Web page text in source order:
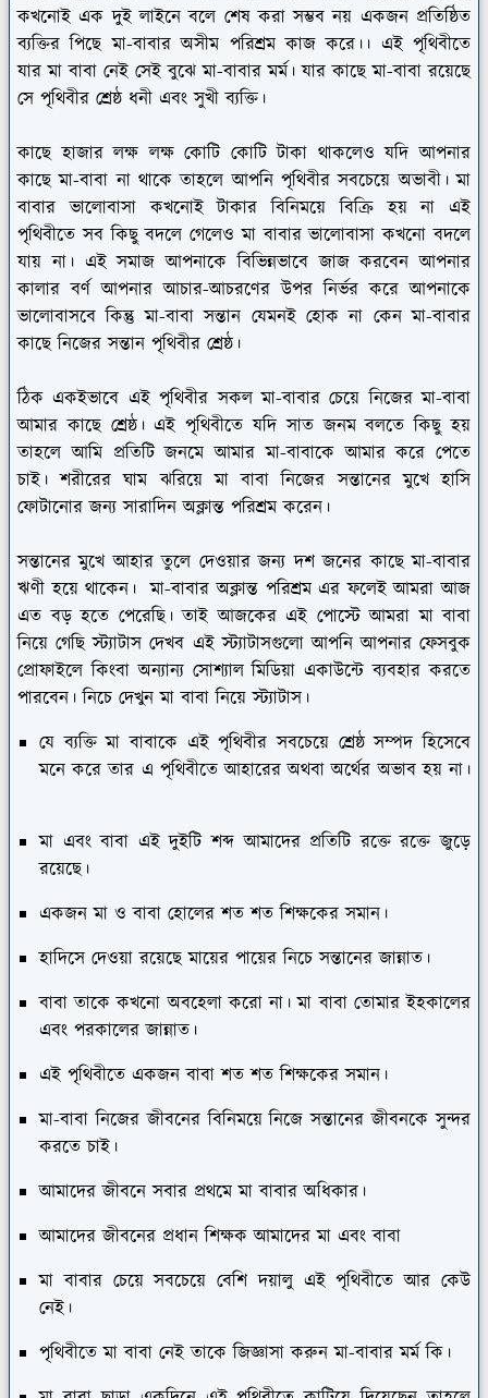
কখনোই এক দুই লাইনে বলে শেষ করা সম্ভব নয় একজন প্রতিষ্ঠিত
ব্যক্তির পিছে মা-বাবার অসীম পরিশ্রম কাজ করে।। এই পৃথিবীতে
যার মা বাবা নেই সেই বুঝে মা-বাবার মর্ম। যার কাছে মা-বাবা রয়েছে
সে পৃথিবীর শ্রেষ্ঠ ধনী এবং সুখী ব্যক্তি।
কাছে হাজার লক্ষ লক্ষ কোটি কোটি টাকা থাকলেও যদি আপনার
কাছে মা-বাবা না থাকে তাহলে আপনি পৃথিবীর সবচেয়ে অভাবী। মা
বাবার ভালোবাসা কখনোই টাকার বিনিময়ে বিক্রি হয় না এই
পৃথিবীতে সব কিছু বদলে গেলেও মা বাবার ভালোবাসা কখনো বদলে
যায় না। এই সমাজ আপনাকে বিভিন্নভাবে জাজ করবেন আপনার
কালার বর্ণ আপনার আচার-আচরণের উপর নির্ভর করে আপনাকে
ভালোবাসবে কিন্তু মা-বাবা সন্তান যেমনই হোক না কেন মা-বাবার
কাছে নিজের সন্তান পৃথিবীর শ্রেষ্ঠ।
ঠিক একইভাবে এই পৃথিবীর সকল মা-বাবার চেয়ে নিজের মা-বাবা
আমার কাছে শ্রেষ্ঠ। এই পৃথিবীতে যদি সাত জনম বলতে কিছু হয়
তাহলে আমি প্রতিটি জনমে আমার মা-বাবাকে আমার করে পেতে
চাই। শরীরের ঘাম ঝরিয়ে মা বাবা নিজের সন্তানের মুখে হাসি
ফোটানোর জন্য সারাদিন অক্লান্ত পরিশ্রম করেন।
সন্তানের মুখে আহার তুলে দেওয়ার জন্য দশ জনের কাছে মা-বাবার
ঋণী হয়ে থাকেন। মা-বাবার অক্লান্ত পরিশ্রম এর ফলেই আমরা আজ
এত বড় হতে পেরেছি। তাই আজকের এই পোস্টে আমরা মা বাবা
নিয়ে গেছি স্ট্যাটাস দেখব এই স্ট্যাটাসগুলো আপনি আপনার ফেসবুক
প্রোফাইলে কিংবা অন্যান্য সোশ্যাল মিডিয়া একাউন্টে ব্যবহার করতে
পারবেন। নিচে দেখুন মা বাবা নিয়ে স্ট্যাটাস।
যে ব্যক্তি মা বাবাকে এই পৃথিবীর সবচেয়ে শ্রেষ্ঠ সম্পদ হিসেবে
মনে করে তার এ পৃথিবীতে আহারের অথবা অর্থের অভাব হয় না।
মা এবং বাবা এই দুইটি শব্দ আমাদের প্রতিটি রক্তে রক্তে জুড়ে
রয়েছে।
একজন মা ও বাবা হোলের শত শত শিক্ষকের সমান।
হাদিসে দেওয়া রয়েছে মায়ের পায়ের নিচে সন্তানের জান্নাত।
বাবা তাকে কখনো অবহেলা করো না। মা বাবা তোমার ইহকালের
এবং পরকালের জান্নাত।
এই পৃথিবীতে একজন বাবা শত শত শিক্ষকের সমান।
মা-বাবা নিজের জীবনের বিনিময়ে নিজে সন্তানের জীবনকে সুন্দর
করতে চাই।
আমাদের জীবনে সবার প্রথমে মা বাবার অধিকার।
আমাদের জীবনের প্রধান শিক্ষক আমাদের মা এবং বাবা
মা বাবার চেয়ে সবচেয়ে বেশি দয়ালু এই পৃথিবীতে আর কেউ
নেই।
পৃথিবীতে মা বাবা নেই তাকে জিজ্ঞাসা করুন মা-বাবার মর্ম কি।